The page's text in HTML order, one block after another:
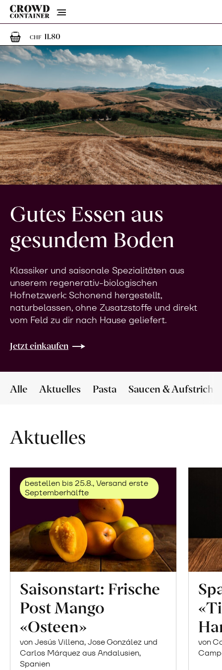
Menu
CHF 11.801 Artikel im Warenkorb
Gutes Essen aus
gesundem Boden
Klassiker und saisonale Spezialitäten aus
unserem regenerativ-biologischen
Hofnetzwerk: Schonend hergestellt,
naturbelassen, ohne Zusatzstoffe und direkt
vom Feld zu dir nach Hause geliefert.
Jetzt einkaufen
Alle Aktuelles Pasta Saucen & Aufstriche
Aktuelles
bestellen bis 25.8., Versand erste
Septemberhälfte
Saisonstart: Frische
Post Mango
«Osteen»
von Jesús Villena, Jose González und
Carlos Márquez aus Andalusien,
Spanien
von